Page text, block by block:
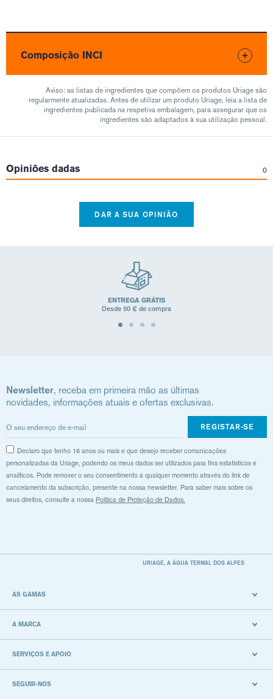
Composição INCI
Aviso: as listas de ingredientes que compõem os produtos Uriage são
regularmente atualizadas. Antes de utilizar um produto Uriage, leia a lista de
ingredientes publicada na respetiva embalagem, para assegurar que os
ingredientes são adaptados à sua utilização pessoal.
Opiniões dadas 0
DAR A SUA OPINIÃO
ENTREGA GRÁTIS
Desde 50 € de compra
Newsletter, receba em primeira mão as últimas
novidades, informações atuais e ofertas exclusivas.
REGISTAR-SE
Declaro que tenho 16 anos ou mais e que desejo receber comunicações
personalizadas da Uriage, podendo os meus dados ser utilizados para fins estatísticos e
analíticos. Pode remover o seu consentimento a qualquer momento através do link de
cancelamento da subscrição, presente na nossa newsletter. Para saber mais sobre os
seus direitos, consulte a nossa Política de Proteção de Dados.
URIAGE, A ÁGUA TERMAL DOS ALPES
AS GAMAS
A MARCA
SERVIÇOS E APOIO
SEGUIR-NOS